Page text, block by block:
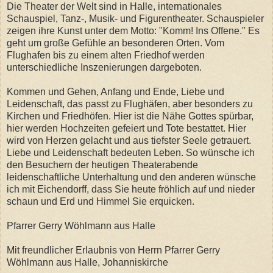
Die Theater der Welt sind in Halle, internationales
Schauspiel, Tanz-, Musik- und Figurentheater. Schauspieler
zeigen ihre Kunst unter dem Motto: "Komm! Ins Offene." Es
geht um große Gefühle an besonderen Orten. Vom
Flughafen bis zu einem alten Friedhof werden
unterschiedliche Inszenierungen dargeboten.
Kommen und Gehen, Anfang und Ende, Liebe und
Leidenschaft, das passt zu Flughäfen, aber besonders zu
Kirchen und Friedhöfen. Hier ist die Nähe Gottes spürbar,
hier werden Hochzeiten gefeiert und Tote bestattet. Hier
wird von Herzen gelacht und aus tiefster Seele getrauert.
Liebe und Leidenschaft bedeuten Leben. So wünsche ich
den Besuchern der heutigen Theaterabende
leidenschaftliche Unterhaltung und den anderen wünsche
ich mit Eichendorff, dass Sie heute fröhlich auf und nieder
schaun und Erd und Himmel Sie erquicken.
Pfarrer Gerry Wöhlmann aus Halle
Mit freundlicher Erlaubnis von Herrn Pfarrer Gerry
Wöhlmann aus Halle, Johanniskirche